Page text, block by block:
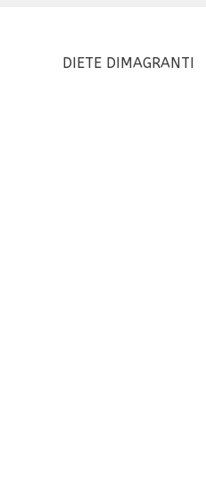
DIETE DIMAGRANTI